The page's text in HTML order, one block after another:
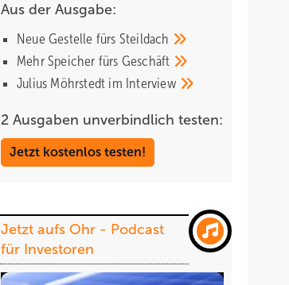
Aus der Ausgabe:
Neue Gestelle fürs Steildach
Mehr Speicher fürs Geschäft
Julius Möhrstedt im Interview
2 Ausgaben unverbindlich testen:
Jetzt kostenlos testen!
Jetzt aufs Ohr - Podcast
für Investoren